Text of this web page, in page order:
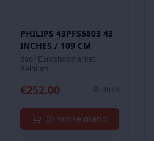
PHILIPS 43PFS5803 43
INCHES / 109 CM
door Euroshopmarket
Belgium
€252.00 3073
In winkelmand